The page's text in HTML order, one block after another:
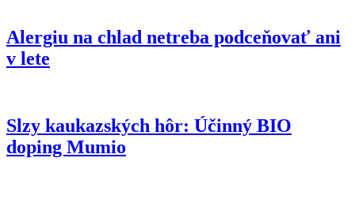
Alergiu na chlad netreba podceňovať ani
v lete
Slzy kaukazských hôr: Účinný BIO
doping Mumio